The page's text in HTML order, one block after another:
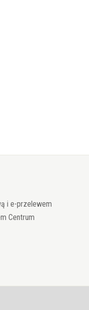
i e-przelewem
Centrum